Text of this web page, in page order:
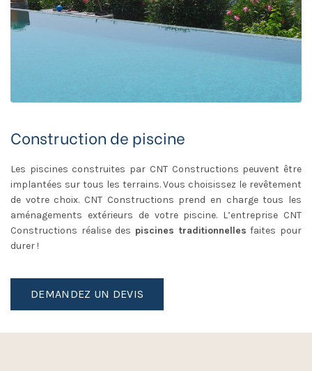
Construction de piscine
Les piscines construites par CNT Constructions peuvent être
implantées sur tous les terrains. Vous choisissez le revêtement
de votre choix. CNT Constructions prend en charge tous les
aménagements extérieurs de votre piscine. L’entreprise CNT
Constructions réalise des piscines traditionnelles faites pour
durer !
DEMANDEZ UN DEVIS